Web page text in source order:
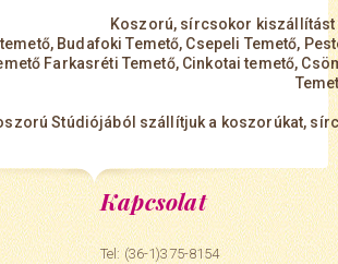
Koszorú, sírcsokor kiszállítást
Budafoki Temető, Csepeli Temető,
Farkasréti Temető, Cinkotai temető,
Stúdiójából szállítjuk a koszorúkat,
Kapcsolat
Tel: (36-1)375-8154